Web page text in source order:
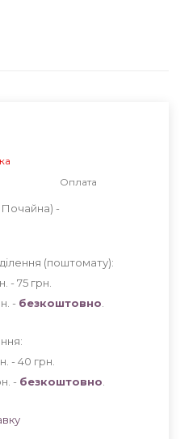
Оплата
Почайна) -
(поштомату):
- 75 грн
- безкоштовно
- 40 грн
- безкоштовно